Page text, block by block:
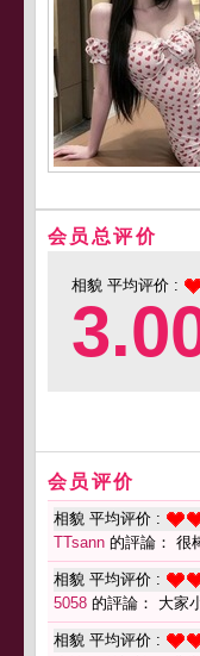
会员总评价
相貌 平均评价 :
会员评价
相貌 平均评价 :
TTsann 的評論： 很
相貌 平均评价 :
5058 的評論： 大家
相貌 平均评价 :